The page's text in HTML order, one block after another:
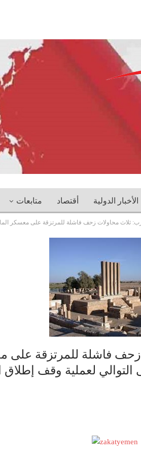
الأخبار الدولية أقتصاد متابعات
ثلاث محاولات زحف فاشلة للمرتزقة على معسكر
زحف فاشلة للمرتزقة
لعملية وقف إطلاق